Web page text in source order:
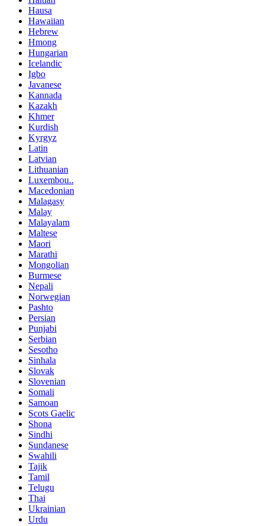
Hausa
Hawaiian
Hebrew
Hmong
Hungarian
Icelandic
Igbo
Javanese
Kannada
Kazakh
Khmer
Kurdish
Kyrgyz
Latin
Latvian
Lithuanian
Luxembou..
Macedonian
Malagasy
Malay
Malayalam
Maltese
Maori
Marathi
Mongolian
Burmese
Nepali
Norwegian
Pashto
Persian
Punjabi
Serbian
Sesotho
Sinhala
Slovak
Slovenian
Somali
Samoan
Scots Gaelic
Shona
Sindhi
Sundanese
Swahili
Tajik
Tamil
Telugu
Thai
Ukrainian
Urdu